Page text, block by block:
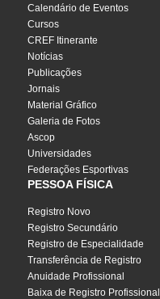
Calendário de Eventos
Cursos
CREF Itinerante
Notícias
Publicações
Jornais
Material Gráfico
Galeria de Fotos
Ascop
Universidades
Federações Esportivas
PESSOA FÍSICA
Registro Novo
Registro Secundário
Registro de Especialidade
Transferência de Registro
Anuidade Profissional
Baixa de Registro Profissional